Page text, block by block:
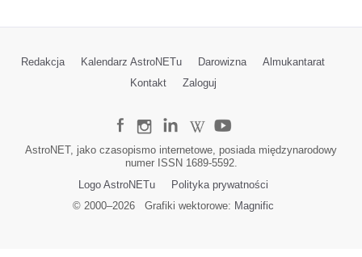
Redakcja Kalendarz AstroNETu Darowizna
Almukantarat
Kontakt
Zaloguj
AstroNET, jako czasopismo internetowe, posiada międzynarodowy
numer ISSN 1689-5592.
Logo AstroNETu
Polityka prywatności
© 2000–2026Grafiki wektorowe: Magnific